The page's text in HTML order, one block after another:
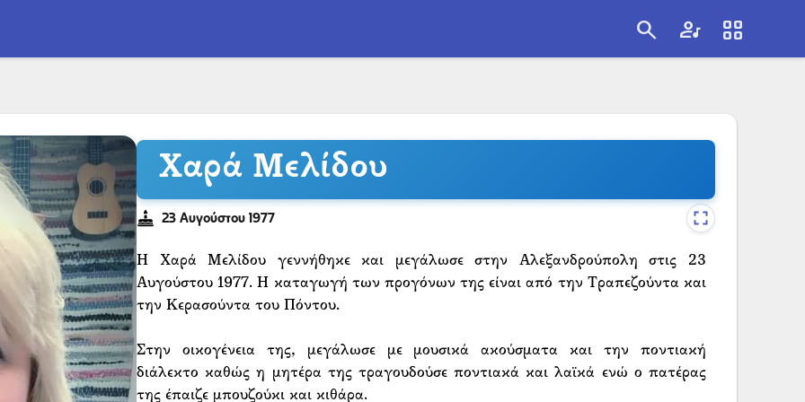
search artist view_cozy
Χαρά Μελίδου
23 Αυγούστου 1977
Η Χαρά Μελίδου γεννήθηκε και μεγάλωσε στην Αλεξανδρούπολη στις 23
Αυγούστου 1977. Η καταγωγή των προγόνων της είναι από την Τραπεζούντα και
την Κερασούντα του Πόντου.
Στην οικογένεια της, μεγάλωσε με μουσικά ακούσματα και την ποντιακή
διάλεκτο καθώς η μητέρα της τραγουδούσε ποντιακά και λαϊκά ενώ ο πατέρας
της έπαιζε μπουζούκι και κιθάρα.